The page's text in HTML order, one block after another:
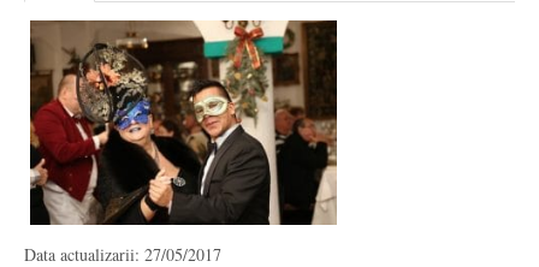
Data actualizarii: 27/05/2017